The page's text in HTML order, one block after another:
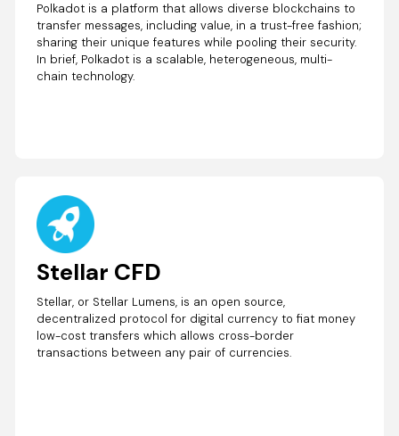
Polkadot is a platform that allows diverse blockchains to
transfer messages, including value, in a trust-free fashion;
sharing their unique features while pooling their security.
In brief, Polkadot is a scalable, heterogeneous, multi-
chain technology.
Stellar CFD
Stellar, or Stellar Lumens, is an open source,
decentralized protocol for digital currency to fiat money
low-cost transfers which allows cross-border
transactions between any pair of currencies.